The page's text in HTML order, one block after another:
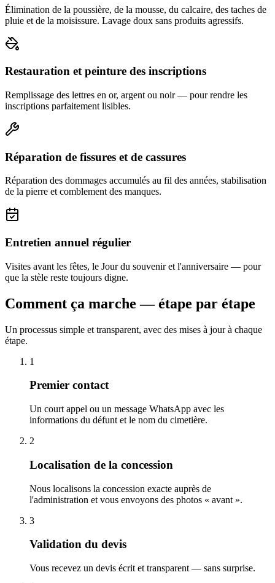
Élimination de la poussière, de la mousse, du calcaire, des taches de
pluie et de la moisissure. Lavage doux sans produits agressifs.
Restauration et peinture des inscriptions
Remplissage des lettres en or, argent ou noir — pour rendre les
inscriptions parfaitement lisibles.
Réparation de fissures et de cassures
Réparation des dommages accumulés au fil des années, stabilisation
de la pierre et comblement des manques.
Entretien annuel régulier
Visites avant les fêtes, le Jour du souvenir et l'anniversaire — pour
que la stèle reste toujours digne.
Comment ça marche — étape par étape
Un processus simple et transparent, avec des mises à jour à chaque
étape.
1
Premier contact
Un court appel ou un message WhatsApp avec les
informations du défunt et le nom du cimetière.
2
Localisation de la concession
Nous localisons la concession exacte auprès de
l'administration et vous envoyons des photos « avant ».
3
Validation du devis
Vous recevez un devis écrit et transparent — sans surprise.